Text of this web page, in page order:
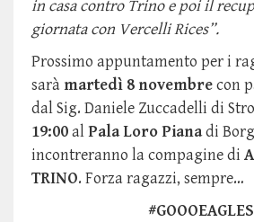
in casa contro Trino e poi il
giornata con Vercelli Rices”.
Prossimo appuntamento per i
sarà martedì 8 novembrecon
dal Sig. Daniele Zuccadelli di
19:00alPala Loro Pianadi
incontreranno la compagine di
TRINO. Forza ragazzi, sempre…
#GOOOEAGLES